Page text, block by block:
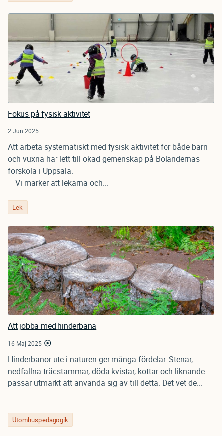
Fokus på fysisk aktivitet
2 Jun 2025
Att arbeta systematiskt med fysisk aktivitet för både barn
och vuxna har lett till ökad gemenskap på Boländernas
förskola i Uppsala.
– Vi märker att lekarna och...
Lek
Att jobba med hinderbana
16 Maj 2025
Hinderbanor ute i naturen ger många fördelar. Stenar,
nedfallna trädstammar, döda kvistar, kottar och liknande
passar utmärkt att använda sig av till detta. Det vet de...
Utomhuspedagogik